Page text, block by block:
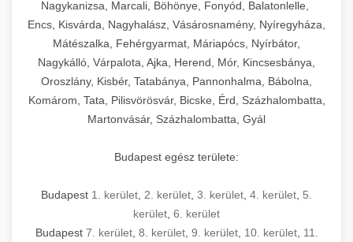
Ipari sütők és gőzpárolók katalógusa -
chef-iparikonyhagepek.hu
berendezések
használatot, miközben megfelel az összes
higiéniai előírásnak.
Ipari hűtőberendezések széles
választéka - chef-iparikonyhagepek.hu
kereskedelmi hűtőegység és hűtőkamra rendszerek
hőmérsékletet és vízminőséget figyelő
rendszerekkel, valamint energiatakarékos
technológiával rendelkeznek. A rozsdamentes
acél konstrukció és a könnyen hozzáférhető
karbantartási pontok biztosítják a hosszú
élettartamot és az egyszerű üzemeltetést.
Ipari mosogatógépek teljes kínálata -
kereskedelmi mosogatógép és tisztítóberendezések
tisztíthatók, szétszerelhetők és karbantarthatók,
megfelelnek az összes élelmiszer-biztonsági
előírásnak. Különböző teljesítményű modellek
állnak rendelkezésre asztali és állványos
kivitelben, az egyedi igények és a
feldolgozandó mennyiségek függvényében.
Biztonságos kezelést biztosító védőburkolatok
számára.
Sajtreszelő gépek szakmai választéka -
chef-iparikonyhagepek.hu
berendezést magában foglal, amely szükséges
egy modern, hatékonyan működő
kereskedelmi konyha komplett felszereléséhez
és működtetéséhez. Az alapvető
főzőberendezésektől (tűzhelyek, sütők,
grillsütők, frittőzök) kezdve a speciális
feldolgozógépeken (szeletelők, aprítók,
kiegészítő eszközökig mindent egy helyen
megtalál. Szakértő tanácsadóink segítenek a
megfelelő berendezések kiválasztásában, a
Nagykanizsa, Marcali, Böhönye, Fonyód, Balatonlelle,
Encs, Kisvárda, Nagyhalász, Vásárosnamény, Nyíregyháza,
Mátészalka, Fehérgyarmat, Máriapócs, Nyírbátor,
Nagykálló, Várpalota, Ajka, Herend, Mór, Kincsesbánya,
Oroszlány, Kisbér, Tatabánya, Pannonhalma, Bábolna,
Komárom, Tata, Pilisvörösvár, Bicske, Érd, Százhalombatta,
Martonvásár, Százhalombatta, Gyál
Budapest egész területe:
Budapest 1. kerület 2. kerület 3. kerület 4. kerület 5.
kerület 6. kerület
Budapest 7. kerület, 8. kerület, 9. kerület, 10. kerület, 11.